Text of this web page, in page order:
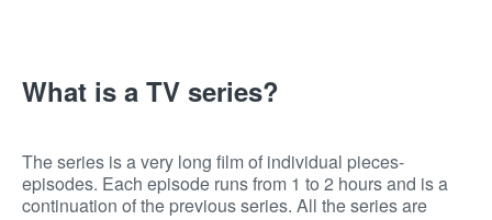
What is a TV series?
The series is a very long film of individual pieces-
episodes. Each episode runs from 1 to 2 hours and is a
continuation of the previous series. All the series are